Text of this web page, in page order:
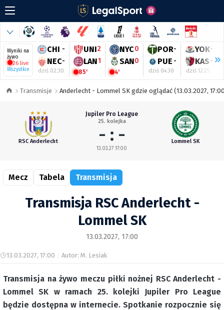
Wyniki na
żywo
26 live
Wszystkie
CHI -
NEC-
dziś 02:30
UNI2
LAN1
85'
NYC0
SAN0
4'
POR-
PUE -
dziś 04:30
YOK-
KAS-
dziś 12:25
Transmisje Anderlecht - Lommel SK gdzie oglądać (13.03.2027,
RSC Anderlecht
Jupiler Pro League
25. kolejka
- : -
13.03.27 17:00
Lommel SK
Mecz Tabela Transmisja
Transmisja RSC Anderlecht -
Lommel SK
13.03.2027, 17:00
13.03.2027, 17:00 Autor: M. Lesiak
Transmisja na żywo meczu piłki nożnej RSC Anderlecht -
Lommel SK w ramach 25. kolejki Jupiler Pro League
będzie dostępna w internecie. Spotkanie rozpocznie się